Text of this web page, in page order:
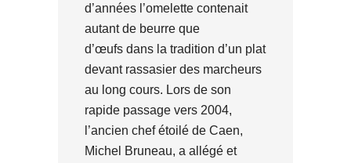
d’années l’omelette contenait
autant de beurre que
d’œufs dans la tradition d’un plat
devant rassasier des marcheurs
au long cours. Lors de son
rapide passage vers 2004,
l’ancien chef étoilé de Caen,
Michel Bruneau, a allégé et